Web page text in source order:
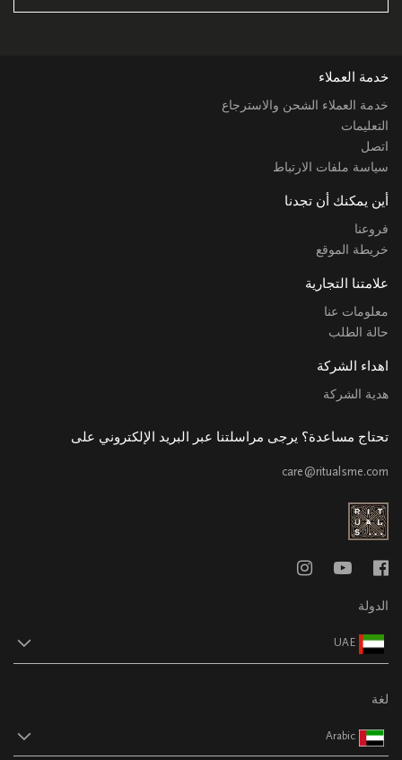
خدمة العملاء
خدمة العملاء الشحن والاسترجاع
التعليمات
اتصل
سياسة ملفات الارتباط
أين يمكنك أن تجدنا
فروعنا
خريطة الموقع
علامتنا التجارية
معلومات عنا
حالة الطلب
اهداء الشركة
هدية الشركة
تحتاج مساعدة؟ يرجى مراسلتنا عبر البريد الإلكتروني على
care@ritualsme.com
الدولة
UAE
لغة
Arabic